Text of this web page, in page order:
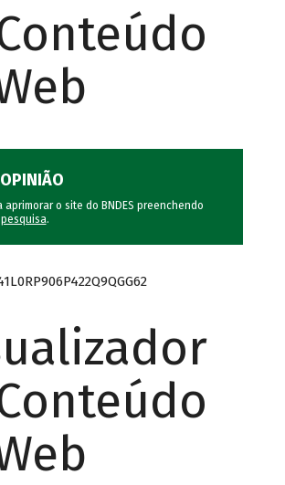
aprimorar o site do BNDES preenchendo
pesquisa.